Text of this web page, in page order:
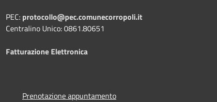
PEC: protocollo@pec.comunecorropoli.it
Centralino Unico: 0861.80651
Fatturazione Elettronica
Prenotazione appuntamento